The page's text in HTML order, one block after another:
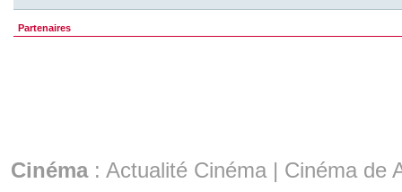
Partenaires
Cinéma: Actualité Cinéma | Cinéma de